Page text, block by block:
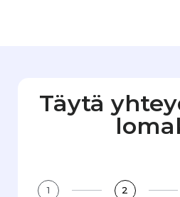
Täytä
1
2